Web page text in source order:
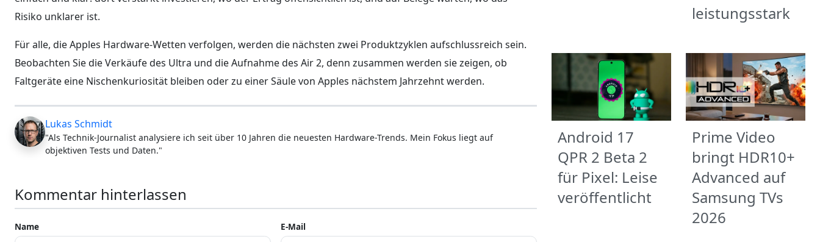
Risiko unklarer ist.
Für alle, die Apples Hardware-Wetten verfolgen, werden die nächsten zwei Produktzyklen aufschlussreich sein.
Beobachten Sie die Verkäufe des Ultra und die Aufnahme des Air 2, denn zusammen werden sie zeigen, ob
Faltgeräte eine Nischenkuriosität bleiben oder zu einer Säule von Apples nächstem Jahrzehnt werden.
Lukas Schmidt
"Als Technik-Journalist analysiere ich seit über 10 Jahren die neuesten Hardware-Trends. Mein Fokus liegt auf
objektiven Tests und Daten."
Kommentar hinterlassen
Name E-Mail
leistungsstark
Android 17
QPR 2 Beta 2
für Pixel: Leise
veröffentlicht
Prime Video
bringt HDR10+
Advanced auf
Samsung TVs
2026